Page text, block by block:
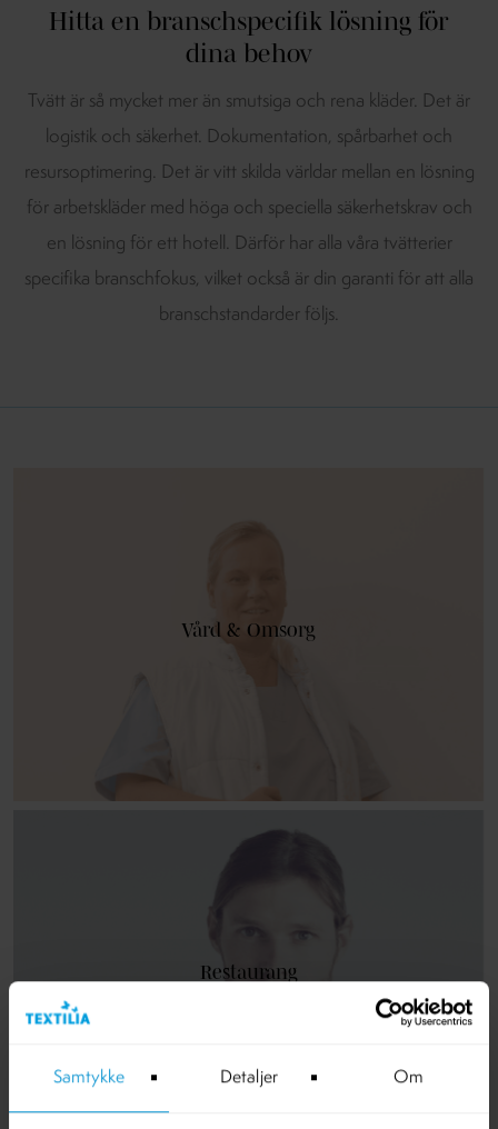
Samtykke Detaljer Om
Hitta en branschspecifik lösning för
dina behov
Tvätt är så mycket mer än smutsiga och rena kläder. Det är
logistik och säkerhet. Dokumentation, spårbarhet och
resursoptimering. Det är vitt skilda världar mellan en lösning
för arbetskläder med höga och speciella säkerhetskrav och
en lösning för ett hotell. Därför har alla våra tvätterier
specifika branschfokus, vilket också är din garanti för att alla
branschstandarder följs.
Vård & Omsorg
Restaurang